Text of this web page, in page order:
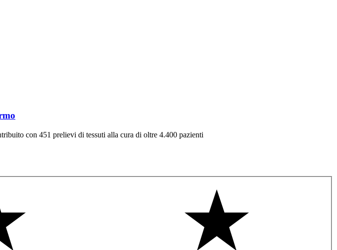
con 451 prelievi di tessuti alla cura di oltre 4.400 pazienti